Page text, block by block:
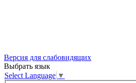
Версия для слабовидящих
Выбрать язык
Select Language ▼